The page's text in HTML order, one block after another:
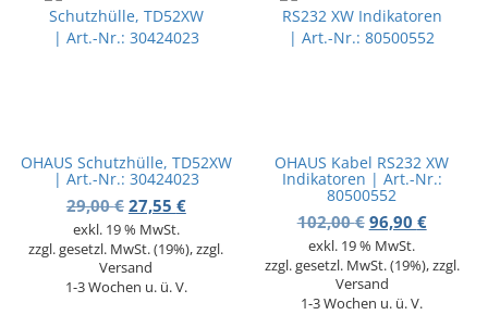
OHAUS Schutzhülle, TD52XW
| Art.-Nr.: 30424023
29,00€ Ursprünglicher Preis war: 29,00 €
27,55 €Aktueller Preis ist: 27,55 €.
exkl. 19 % MwSt.
zzgl. gesetzl. MwSt. (19%), zzgl.
Versand
1-3 Wochen u. ü. V.
OHAUS Kabel RS232 XW
Indikatoren | Art.-Nr.:
80500552
102,00€ 96,90 €
exkl. 19 % MwSt.
zzgl. gesetzl. MwSt. (19%), zzgl.
Versand
1-3 Wochen u. ü. V.